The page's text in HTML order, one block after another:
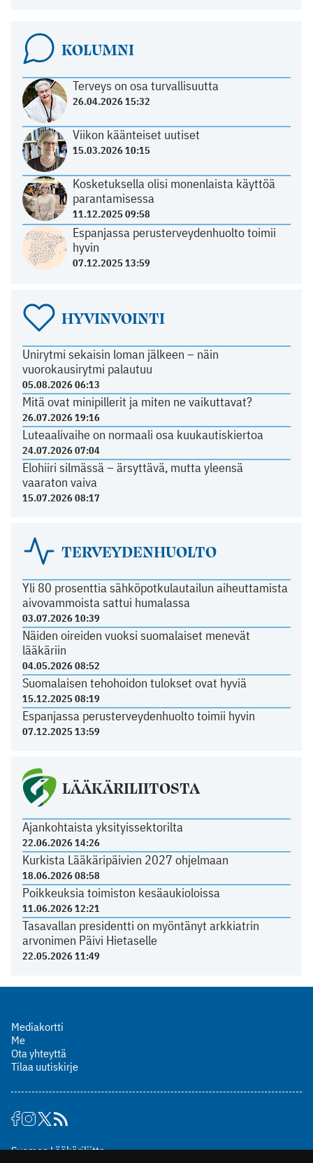
KOLUMNI
Terveys on osa turvallisuutta
26.04.2026 15:32
Viikon käänteiset uutiset
15.03.2026 10:15
Kosketuksella olisi monenlaista käyttöä
parantamisessa
11.12.2025 09:58
Espanjassa perusterveydenhuolto toimii
hyvin
07.12.2025 13:59
HYVINVOINTI
Unirytmi sekaisin loman jälkeen – näin
vuorokausirytmi palautuu
05.08.2026 06:13
Mitä ovat minipillerit ja miten ne vaikuttavat?
26.07.2026 19:16
Luteaalivaihe on normaali osa kuukautiskiertoa
24.07.2026 07:04
Elohiiri silmässä – ärsyttävä, mutta yleensä
vaaraton vaiva
15.07.2026 08:17
TERVEYDENHUOLTO
Yli 80 prosenttia sähköpotkulautailun aiheuttamista
aivovammoista sattui humalassa
03.07.2026 10:39
Näiden oireiden vuoksi suomalaiset menevät
lääkäriin
04.05.2026 08:52
Suomalaisen tehohoidon tulokset ovat hyviä
15.12.2025 08:19
Espanjassa perusterveydenhuolto toimii hyvin
07.12.2025 13:59
LÄÄKÄRILIITOSTA
Ajankohtaista yksityissektorilta
22.06.2026 14:26
Kurkista Lääkäripäivien 2027 ohjelmaan
18.06.2026 08:58
Poikkeuksia toimiston kesäaukioloissa
11.06.2026 12:21
Tasavallan presidentti on myöntänyt arkkiatrin
arvonimen Päivi Hietaselle
22.05.2026 11:49
Mediakortti
Me
Ota yhteyttä
Tilaa uutiskirje
Suomen Lääkäriliitto